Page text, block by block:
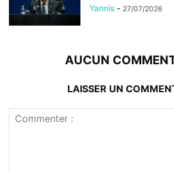
Yannis - 27/07/2026
AUCUN
LAISSER UN